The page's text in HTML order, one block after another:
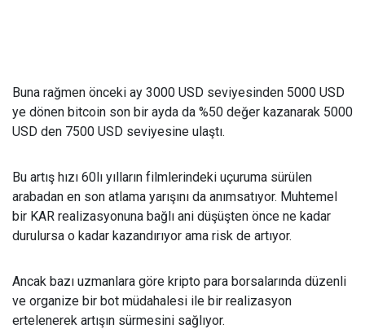
Buna rağmen önceki ay 3000 USD seviyesinden 5000 USD
ye dönen bitcoin son bir ayda da %50 değer kazanarak 5000
USD den 7500 USD seviyesine ulaştı.
Bu artış hızı 60lı yılların filmlerindeki uçuruma sürülen
arabadan en son atlama yarışını da anımsatıyor. Muhtemel
bir KAR realizasyonuna bağlı ani düşüşten önce ne kadar
durulursa o kadar kazandırıyor ama risk de artıyor.
Ancak bazı uzmanlara göre kripto para borsalarında düzenli
ve organize bir bot müdahalesi ile bir realizasyon
ertelenerek artışın sürmesini sağlıyor.